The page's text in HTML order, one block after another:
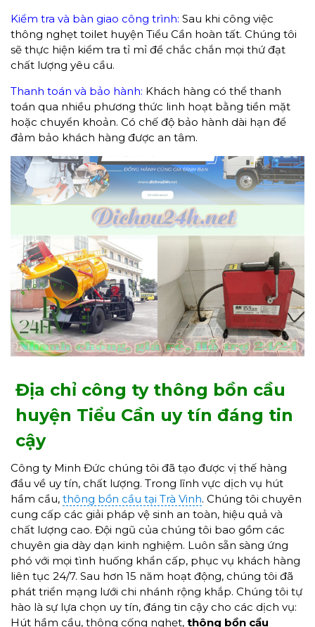
Kiểm tra và bàn giao công trình: Sau khi công việc
thông nghẹt toilet huyện Tiểu Cần hoàn tất. Chúng tôi
sẽ thực hiện kiểm tra tỉ mỉ để chắc chắn mọi thứ đạt
chất lượng yêu cầu.
Thanh toán và bảo hành: Khách hàng có thể thanh
toán qua nhiều phương thức linh hoạt bằng tiền mặt
hoặc chuyển khoản. Có chế độ bảo hành dài hạn để
đảm bảo khách hàng được an tâm.
Địa chỉ công ty thông bồn cầu
huyện Tiểu Cần uy tín đáng tin
cậy
Công ty Minh Đức chúng tôi đã tạo được vị thế hàng
đầu về uy tín, chất lượng. Trong lĩnh vực dịch vụ hút
hầm cầu, thông bồn cầu tại Trà Vinh. Chúng tôi chuyên
cung cấp các giải pháp vệ sinh an toàn, hiệu quả và
chất lượng cao. Đội ngũ của chúng tôi bao gồm các
chuyên gia dày dạn kinh nghiệm. Luôn sẵn sàng ứng
phó với mọi tình huống khẩn cấp, phục vụ khách hàng
liên tục 24/7. Sau hơn 15 năm hoạt động, chúng tôi đã
phát triển mạng lưới chi nhánh rộng khắp. Chúng tôi tự
hào là sự lựa chọn uy tín, đáng tin cậy cho các dịch vụ:
Hút hầm cầu, thông cống nghẹt, thông bồn cầu